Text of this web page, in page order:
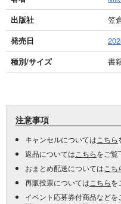
出版社
笠
発売日
種別/サイズ
書
注意事項
キャンセルについては こちら
返品については こちらをご覧
おまとめ配送については こち
再販投票については こちらを
イベント応募券付商品などを